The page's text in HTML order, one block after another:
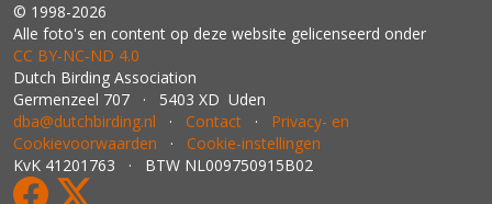
© 1998-2026
Alle foto's en content op deze website gelicenseerd onder
CC BY‑NC‑ND 4.0
Dutch Birding Association
Germenzeel 707 · 5403 XD Uden
dba@dutchbirding.nl · Contact · Privacy- en
Cookievoorwaarden · Cookie-instellingen
KvK 41201763 · BTW NL009750915B02